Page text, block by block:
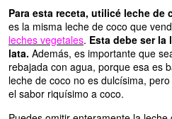
Para esta receta, utilicé leche de
es la misma leche de coco que
leches vegetales. Esta debe ser la
lata. Además, es importante que
rebajada con agua, porque esa es
leche de coco no es dulcísima,
el sabor riquísimo a coco.